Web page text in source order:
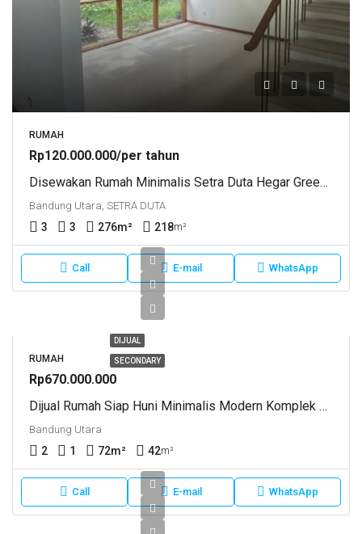
RUMAH
Rp120.000.000/per tahun
Disewakan Rumah Minimalis Setra Duta Hegar Green Terrace
Bandung Utara, SETRA DUTA
3 3 276m² 218m²
Call E-mail WhatsApp
DIJUAL
SECONDARY
RUMAH
Rp670.000.000
Dijual Rumah Siap Huni Minimalis Modern Komplek Green Hills Katumiri Cihanjuang Bandung Barat
Bandung Utara
2 1 72m² 42m²
Call E-mail WhatsApp